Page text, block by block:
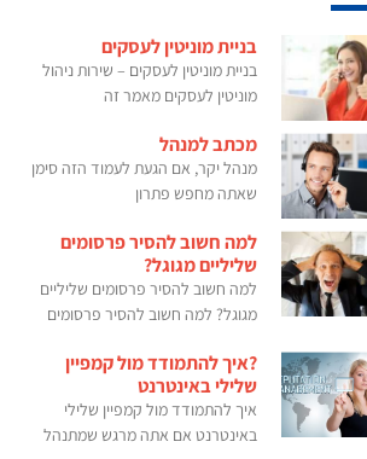
בניית מוניטין לעסקים
בניית מוניטין לעסקים – שירות ניהול
מוניטין לעסקים מאמר זה
מכתב למנהל
מנהל יקר, אם הגעת לעמוד הזה סימן
שאתה מחפש פתרון
למה חשוב להסיר פרסומים
שליליים מגוגל?
למה חשוב להסיר פרסומים שליליים
מגוגל? למה חשוב להסיר פרסומים
?איך להתמודד מול קמפיין
שלילי באינטרנט
איך להתמודד מול קמפיין שלילי
באינטרנט אם אתה מרגש שמתנהל